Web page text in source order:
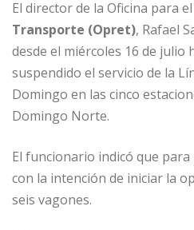
c
e
b
o
o
k
ai
l
k
e
dI
n
at
s
A
p
ss
e
n
g
r
El director de la Oficina para el
Transporte (Opret), Rafael
desde el miércoles 16 de julio
suspendido el servicio de la
Domingo en las cinco
Domingo Norte.
El funcionario indicó que
con la intención de iniciar la
seis vagones.